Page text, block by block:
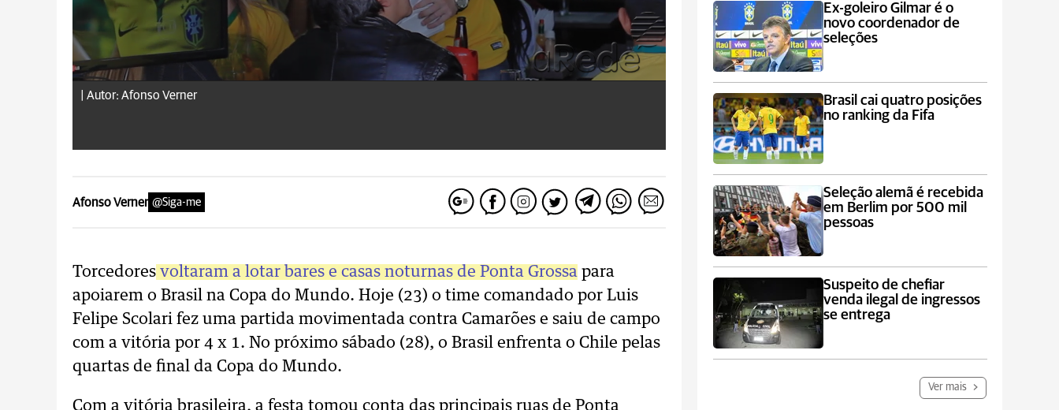
Autor: Afonso Verner
Afonso Verner @Siga-me
Torcedores voltaram a lotar bares e casas noturnas de Ponta Grossa para
apoiarem o Brasil na Copa do Mundo. Hoje (23) o time comandado por Luis
Felipe Scolari fez uma partida movimentada contra Camarões e saiu de campo
com a vitória por 4 x 1. No próximo sábado (28), o Brasil enfrenta o Chile pelas
quartas de final da Copa do Mundo.
Com a vitória brasileira, a festa tomou conta das principais ruas de Ponta
Ex-goleiro Gilmar é o
novo coordenador de
seleções
Brasil cai quatro posições
no ranking da Fifa
Seleção alemã é recebida
em Berlim por 500 mil
pessoas
Suspeito de chefiar
venda ilegal de ingressos
se entrega
Ver mais